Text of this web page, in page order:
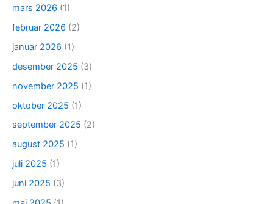
mars 2026 (1)
februar 2026 (2)
januar 2026 (1)
desember 2025 (3)
november 2025 (1)
oktober 2025 (1)
september 2025 (2)
august 2025 (1)
juli 2025 (1)
juni 2025 (3)